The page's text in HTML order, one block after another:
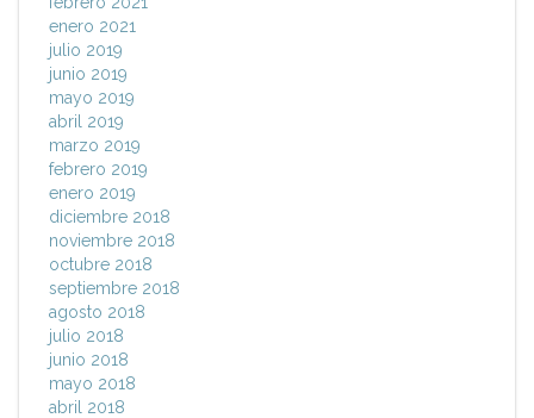
enero 2021
julio 2019
junio 2019
mayo 2019
abril 2019
marzo 2019
febrero 2019
enero 2019
diciembre 2018
noviembre 2018
octubre 2018
septiembre 2018
agosto 2018
julio 2018
junio 2018
mayo 2018
abril 2018